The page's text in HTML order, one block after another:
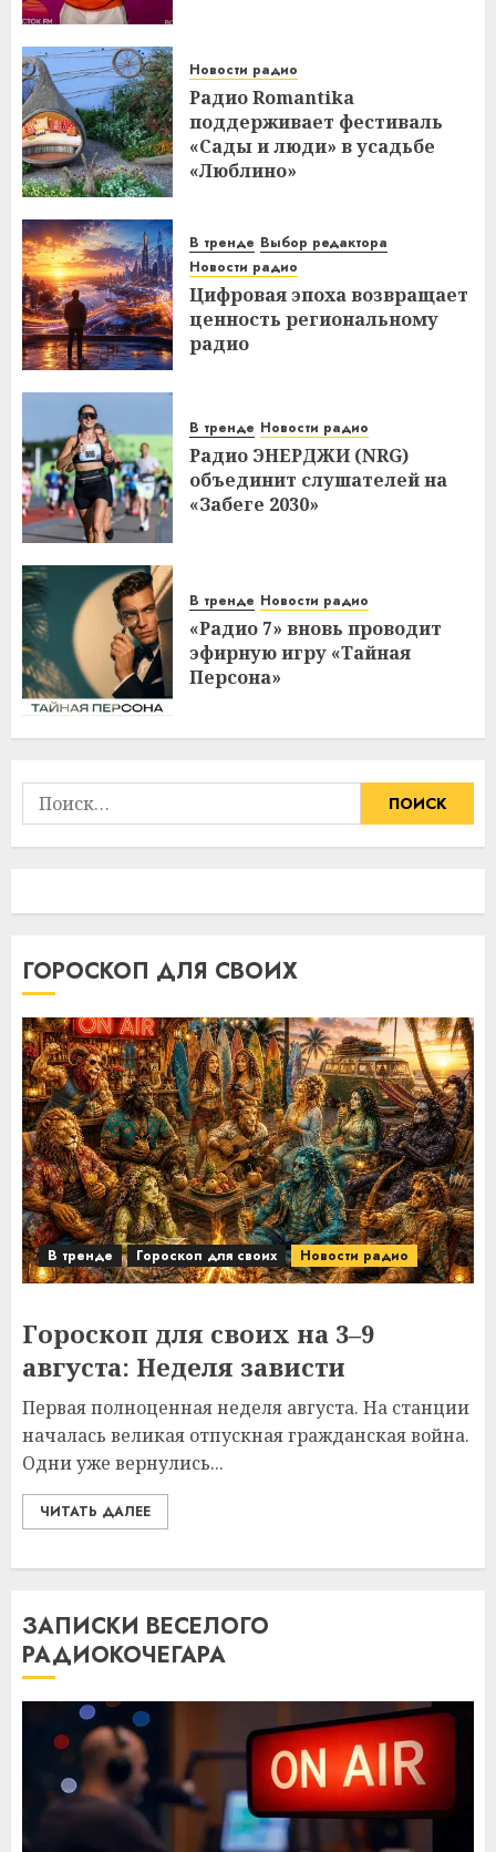
Новости радио
Радио Romantika
поддерживает фестиваль
«Сады и люди» в усадьбе
«Люблино»
В тренде Выбор редактора
Новости радио
Цифровая эпоха возвращает
ценность региональному
радио
В тренде Новости радио
Радио ЭНЕРДЖИ (NRG)
объединит слушателей на
«Забеге 2030»
В тренде Новости радио
«Радио 7» вновь проводит
эфирную игру «Тайная
Персона»
Найти:
ГОРОСКОП ДЛЯ СВОИХ
В тренде Гороскоп для своих Новости радио
Гороскоп для своих на 3–9
августа: Неделя зависти
Первая полноценная неделя августа. На станции
началась великая отпускная гражданская война.
Одни уже вернулись...
ЧИТАТЬ ДАЛЕЕ
ЗАПИСКИ ВЕСЕЛОГО
РАДИОКОЧЕГАРА